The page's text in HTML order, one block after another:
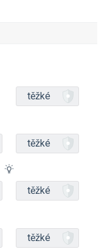
těžké
těžké
těžké
těžké